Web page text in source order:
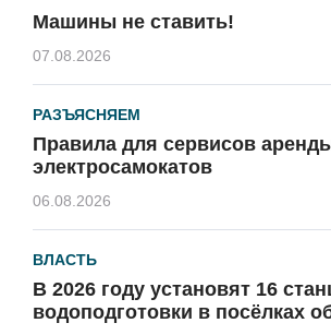
Машины не ставить!
07.08.2026
РАЗЪЯСНЯЕМ
Правила для сервисов
электросамокатов
06.08.2026
ВЛАСТЬ
В 2026 году установят 16
водоподготовки в посёлках